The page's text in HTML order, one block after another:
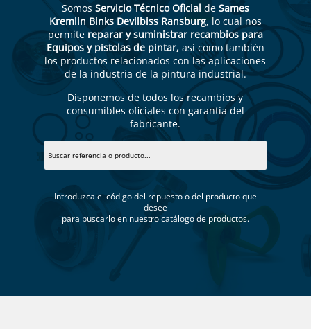
Somos Servicio Técnico Oficial de Sames
Kremlin Binks Devilbiss Ransburg, lo cual nos
permitereparar y suministrar recambios para
Equipos y pistolas de pintar, así como también
los productos relacionados con las aplicaciones
de la industria de la pintura industrial.
Disponemos de todos los recambios y
consumibles oficiales con garantía del
fabricante.
Introduzca el código del repuesto o del producto que
desee
para buscarlo en nuestro catálogo de productos.